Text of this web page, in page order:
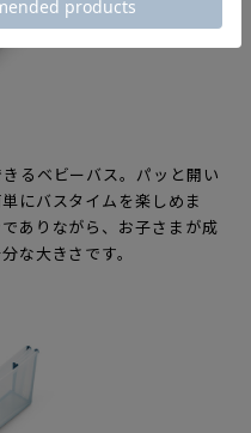
るベビーバス。パッと開い
にバスタイムを楽しめま
ありながら、お子さまが成
な大きさです。